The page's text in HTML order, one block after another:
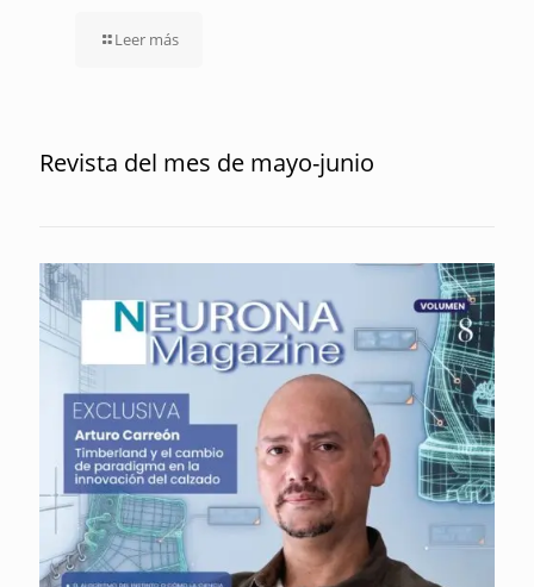
Leer más
Revista del mes de mayo-junio